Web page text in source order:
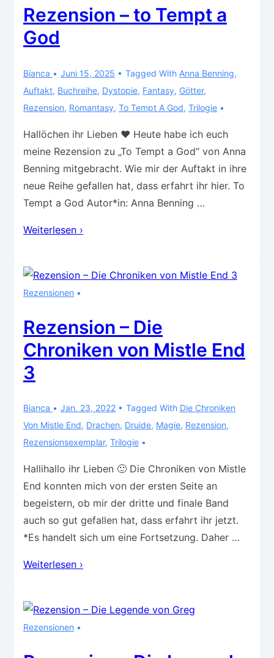
Rezension – to Tempt a
God
Bianca Juni 15, 2025 Tagged With Anna Benning,
Auftakt, Buchreihe, Dystopie, Fantasy, Götter,
Rezension, Romantasy, To Tempt A God, Trilogie
Hallöchen ihr Lieben ❤️ Heute habe ich euch
meine Rezension zu „To Tempt a God“ von Anna
Benning mitgebracht. Wie mir der Auftakt in ihre
neue Reihe gefallen hat, dass erfahrt ihr hier. To
Tempt a God Autor*in: Anna Benning …
Rezension
Tempt
a
Weiterlesen ›
Rezensionen
Rezension – Die
Chroniken von Mistle End
3
Bianca Jan. 23, 2022 Tagged With Die Chroniken
Von Mistle End, Drachen, Druide, Magie, Rezension,
Rezensionsexemplar, Trilogie
Hallihallo ihr Lieben 🙂 Die Chroniken von Mistle
End konnten mich von der ersten Seite an
begeistern, ob mir der dritte und finale Band
auch so gut gefallen hat, dass erfahrt ihr jetzt.
*Es handelt sich um eine Fortsetzung. Daher …
Rezension
Die
Chroniken
von
Weiterlesen ›
Rezensionen